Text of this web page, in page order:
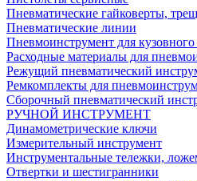
Пневматические гайковерты,
Пневматические линии
Пневмоинструмент для кузовного
Расходные материалы для
Режущий пневматический
Ремкомплекты для
Сборочный пневматический
РУЧНОЙ ИНСТРУМЕНТ
Динамометрические ключи
Измерительный инструмент
Инструментальные тележки,
Отвертки и шестигранники